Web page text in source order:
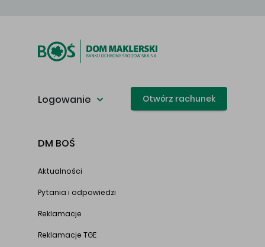
Logowanie Otwórz rachunek
DM BOŚ
Aktualności
Pytania i odpowiedzi
Reklamacje
Reklamacje TGE